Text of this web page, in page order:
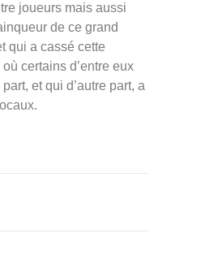
joueurs mais aussi
de ce grand
qui a cassé cette
certains d’entre eux
et qui d’autre part, a